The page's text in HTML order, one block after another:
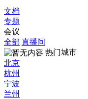
文档
专题
会议
全部 直播间
热门城市
北京
杭州
宁波
兰州